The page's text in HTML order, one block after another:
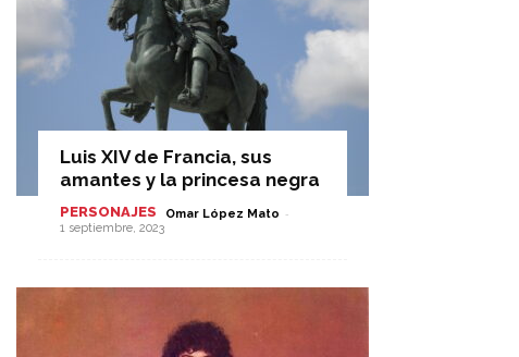
Luis XIV de Francia, sus
amantes y la princesa negra
PERSONAJES Omar López Mato -
1 septiembre, 2023